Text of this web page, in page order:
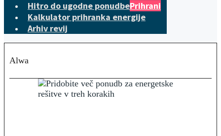
Hitro do ugodne ponudbePrihrani
Kalkulator prihranka energije
Arhiv revij
Alwa